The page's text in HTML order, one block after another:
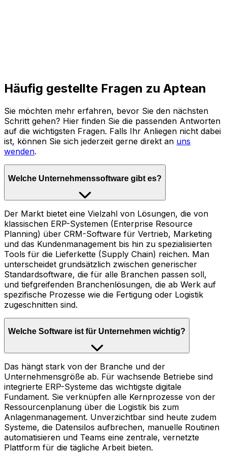
Häufig gestellte Fragen zu Aptean
Sie möchten mehr erfahren, bevor Sie den nächsten
Schritt gehen? Hier finden Sie die passenden Antworten
auf die wichtigsten Fragen. Falls Ihr Anliegen nicht dabei
ist, können Sie sich jederzeit gerne direkt an uns
wenden.
Welche Unternehmenssoftware gibt es?
Der Markt bietet eine Vielzahl von Lösungen, die von
klassischen ERP-Systemen (Enterprise Resource
Planning) über CRM-Software für Vertrieb, Marketing
und das Kundenmanagement bis hin zu spezialisierten
Tools für die Lieferkette (Supply Chain) reichen. Man
unterscheidet grundsätzlich zwischen generischer
Standardsoftware, die für alle Branchen passen soll,
und tiefgreifenden Branchenlösungen, die ab Werk auf
spezifische Prozesse wie die Fertigung oder Logistik
zugeschnitten sind.
Welche Software ist für Unternehmen wichtig?
Das hängt stark von der Branche und der
Unternehmensgröße ab. Für wachsende Betriebe sind
integrierte ERP-Systeme das wichtigste digitale
Fundament. Sie verknüpfen alle Kernprozesse von der
Ressourcenplanung über die Logistik bis zum
Anlagenmanagement. Unverzichtbar sind heute zudem
Systeme, die Datensilos aufbrechen, manuelle Routinen
automatisieren und Teams eine zentrale, vernetzte
Plattform für die tägliche Arbeit bieten.